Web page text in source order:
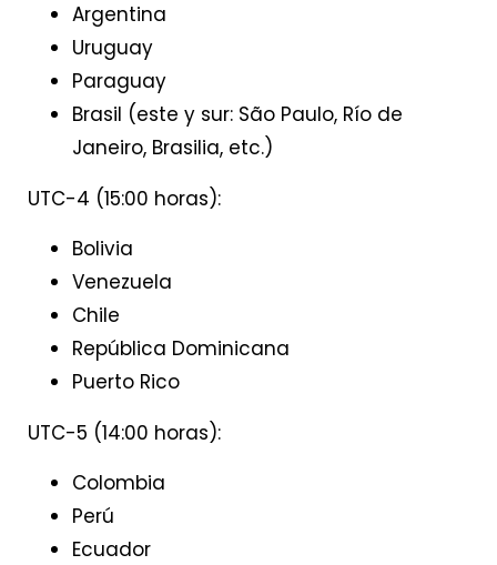
Argentina
Uruguay
Paraguay
Brasil (este y sur: São Paulo, Río de
Janeiro, Brasilia, etc.)
UTC-4 (15:00 horas):
Bolivia
Venezuela
Chile
República Dominicana
Puerto Rico
UTC-5 (14:00 horas):
Colombia
Perú
Ecuador